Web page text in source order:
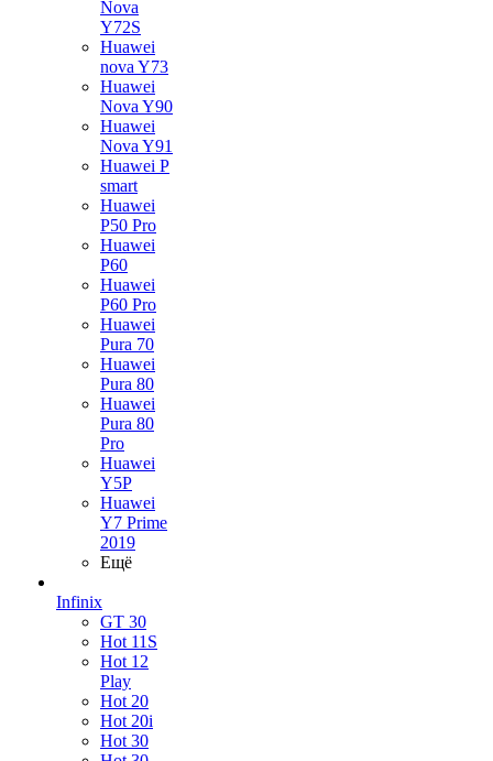
Nova
Y72S
Huawei
nova Y73
Huawei
Nova Y90
Huawei
Nova Y91
Huawei P
smart
Huawei
P50 Pro
Huawei
P60
Huawei
P60 Pro
Huawei
Pura 70
Huawei
Pura 80
Huawei
Pura 80
Pro
Huawei
Y5P
Huawei
Y7 Prime
2019
Ещё
Infinix
GT 30
Hot 11S
Hot 12
Play
Hot 20
Hot 20i
Hot 30